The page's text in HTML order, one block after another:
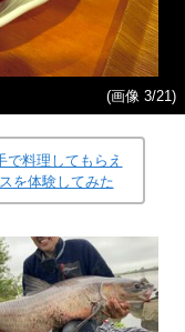
(画像 3/21)
料理してもらえ
を体験してみた